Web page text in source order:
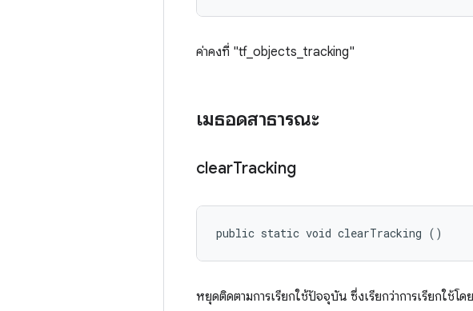
ค่าคงที่ "tf_objects_tracking"
เมธอดสาธารณะ
clearTracking
public static void clearTracking ()
หยุดติดตามการเรียกใช้ปัจจุบัน ซึ่งเรียกว่าการเรียกใช้โ